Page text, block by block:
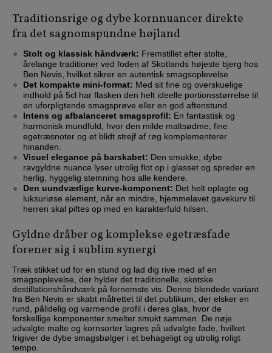
Traditionsrige og dybe kornnuancer direkte
fra det sagnomspundne højland
Stolt og klassisk håndværk: Fremstillet efter stolte,
årelange traditioner ved foden af Skotlands højeste bjerg hos
Ben Nevis, hvilket sikrer en autentisk smagsoplevelse.
Det kompakte mini-format: Med sit fine og overskuelige
indhold på 5cl har flasken den helt ideelle portionsstørrelse til
en uforpligtende smagsprøve eller en god aftenstund.
Intens og afbalanceret smagsprofil: En fantastisk og
harmonisk mundfuld, hvor den milde maltsødme, fine
egetræsnoter og et blidt strejf af røg komplementerer
hinanden.
Visuel elegance på barskabet: Den smukke, dybe
ravgyldne nuance lyser utrolig flot op i glasset og spreder en
herlig, hyggelig stemning hos alle kendere.
Den uundværlige kurve-komponent: Det helt oplagte og
luksuriøse element, når en mindre, hjemmelavet gavekurv til
herren skal piftes op med en karakterfuld hilsen.
Gyldne dråber og komplekse egetræsfade
forener sig i sublim synergi
Træk stikket ud for en stund og lad dig rive med af en
smagsoplevelse, der hylder det traditionelle, skotske
destillationshåndværk på fornemste vis. Denne blendede variant
fra Ben Nevis er skabt målrettet til det publikum, der elsker en
rund, pålidelig og varmende profil i deres glas, hvor de
forskellige komponenter smelter smukt sammen. De nøje
udvalgte malte og kornsorter lagres på udvalgte fade, hvilket
frigiver de dybe smagsbølger i et behageligt og utrolig roligt
tempo.